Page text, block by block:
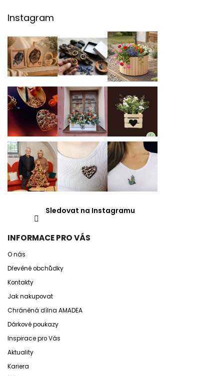
Instagram
Sledovat na Instagramu
INFORMACE PRO VÁS
O nás
Dřevěné obchůdky
Kontakty
Jak nakupovat
Chráněná dílna AMADEA
Dárkové poukazy
Inspirace pro Vás
Aktuality
Kariera